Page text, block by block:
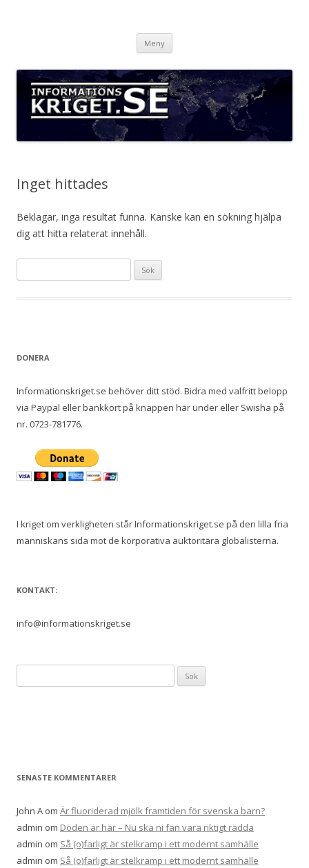
Meny
Inget hittades
Beklagar, inga resultat funna. Kanske kan en sökning hjälpa
dig att hitta relaterat innehåll.
efter:
DONERA
Informationskriget.se behöver ditt stöd. Bidra med valfritt belopp
via Paypal eller bankkort på knappen här under eller Swisha på
nr. 0723-781776.
I kriget om verkligheten står Informationskriget.se på den lilla fria
människans sida mot de korporativa auktoritära globalisterna.
KONTAKT:
info@informationskriget.se
efter:
SENASTE KOMMENTARER
John A om Är fluoriderad mjölk framtiden för svenska barn?
admin om Döden är här – Nu ska ni fan vara riktigt rädda
admin om Så (o)farligt är stelkramp i ett modernt samhälle
admin om Så (o)farligt är stelkramp i ett modernt samhälle